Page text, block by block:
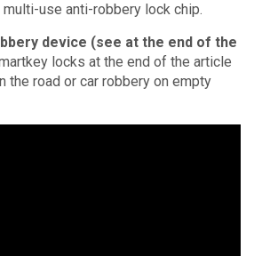
use anti-robbery lock chip.
device (see at the end of the
locks at the end of the article
the road or car robbery on empty